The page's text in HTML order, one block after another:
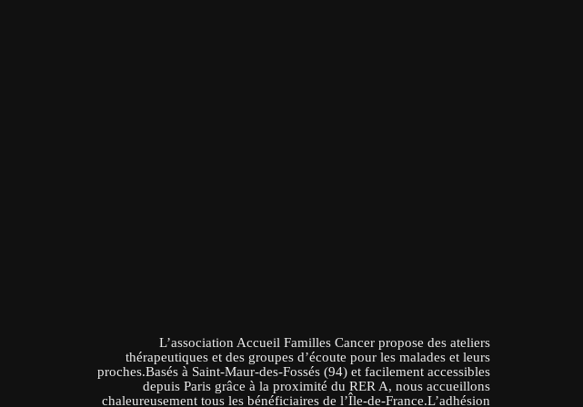
L’association Accueil Familles Cancer propose des ateliers
thérapeutiques et des groupes d’écoute pour les malades et leurs
proches.Basés à Saint-Maur-des-Fossés (94) et facilement accessibles
depuis Paris grâce à la proximité du RER A, nous accueillons
chaleureusement tous les bénéficiaires de l’Île-de-France.L’adhésion